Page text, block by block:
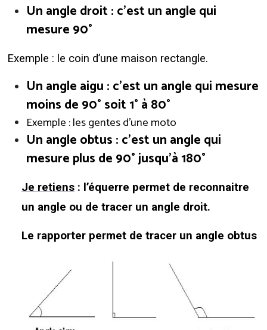
Un angle droit : c’est un angle qui
mesure 90°
Exemple : le coin d’une maison rectangle.
Un angle aigu : c’est un angle qui mesure
moins de 90° soit 1° à 80°
Exemple : les gentes d’une moto
Un angle obtus : c’est un angle qui
mesure plus de 90° jusqu’à 180°
Je retiens : l’équerre permet de reconnaitre
un angle ou de tracer un angle droit.
Le rapporter permet de tracer un angle obtus